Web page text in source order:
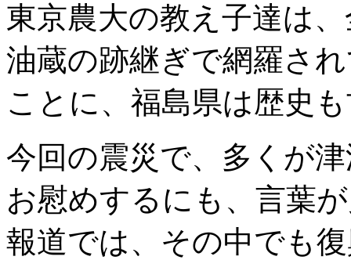
東京農大の教え子達は
油蔵の跡継ぎで網羅さ
ことに、福島県は歴史
今回の震災で、多くが
お慰めするにも、言葉
報道では、その中でも